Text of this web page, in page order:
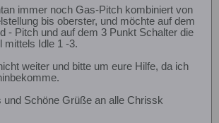
immer noch Gas-Pitch kombiniert von
bis oberster, und möchte auf dem
- Pitch und auf dem 3 Punkt Schalter die
mittels Idle 1 -3.
weiter und bitte um eure Hilfe, da ich
und Schöne Grüße an alle Chrissk